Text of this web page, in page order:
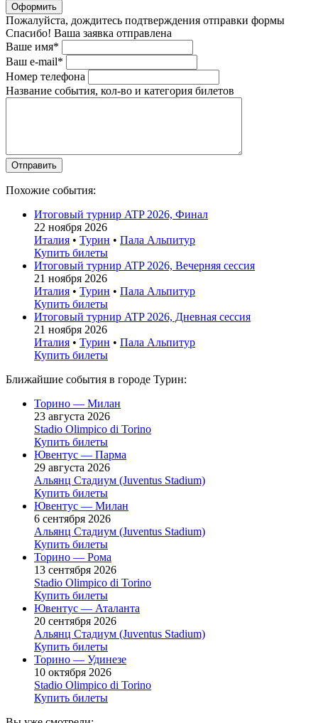
Оформить
Пожалуйста, дождитесь подтверждения отправки формы
Спасибо! Ваша заявка отправлена
Ваше имя*
Ваш e-mail*
Номер телефона
Название события, кол-во и категория билетов
Похожие события:
Итоговый турнир ATP 2026, Финал
22 ноября 2026
Италия • Турин • Пала Альпитур
Купить билеты
Итоговый турнир ATP 2026, Вечерняя сессия
21 ноября 2026
Италия • Турин • Пала Альпитур
Купить билеты
Итоговый турнир ATP 2026, Дневная сессия
21 ноября 2026
Италия • Турин • Пала Альпитур
Купить билеты
Ближайшие события в городе Турин:
Торино — Милан
23 августа 2026
Stadio Olimpico di Torino
Купить билеты
Ювентус — Парма
29 августа 2026
Альянц Стадиум (Juventus Stadium)
Купить билеты
Ювентус — Милан
6 сентября 2026
Альянц Стадиум (Juventus Stadium)
Купить билеты
Торино — Рома
13 сентября 2026
Stadio Olimpico di Torino
Купить билеты
Ювентус — Аталанта
20 сентября 2026
Альянц Стадиум (Juventus Stadium)
Купить билеты
Торино — Удинезе
10 октября 2026
Stadio Olimpico di Torino
Купить билеты